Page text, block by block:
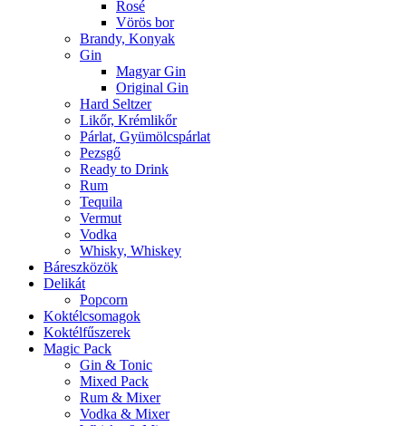
Rosé
Vörös bor
Brandy, Konyak
Gin
Magyar Gin
Original Gin
Hard Seltzer
Likőr, Krémlikőr
Párlat, Gyümölcspárlat
Pezsgő
Ready to Drink
Rum
Tequila
Vermut
Vodka
Whisky, Whiskey
Báreszközök
Delikát
Popcorn
Koktélcsomagok
Koktélfűszerek
Magic Pack
Gin & Tonic
Mixed Pack
Rum & Mixer
Vodka & Mixer